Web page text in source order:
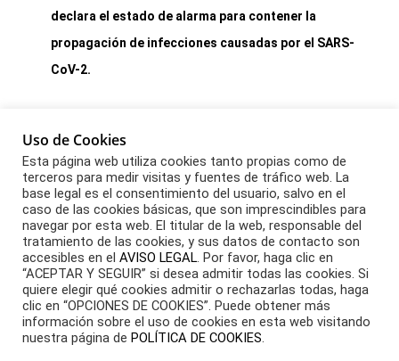
declara el estado de alarma para contener la
propagación de infecciones causadas por el SARS-
CoV-2.
MEDIDAS DE PREVENCIÓN EN COMUNIDADES DE
PROPIETARIOS EN SITUACIÓN DE CORONAVIRUS
(COVID-19)
MOVILIDAD DE MENORES
LIMPIEZA: PAUTAS DE ACTUACIÓN EN COMUNIDADES
DE PROPIETARIOS
PAUTAS DE ACTUACIÓN EN VIVIENDAS
INFOGRAFÍA ACTIVIDAD EN FASES
Uso de Cookies
Esta página web utiliza cookies tanto propias como de
terceros para medir visitas y fuentes de tráfico web. La
base legal es el consentimiento del usuario, salvo en el
caso de las cookies básicas, que son imprescindibles para
navegar por esta web. El titular de la web, responsable del
tratamiento de las cookies, y sus datos de contacto son
accesibles en el AVISO LEGAL. Por favor, haga clic en
“ACEPTAR Y SEGUIR” si desea admitir todas las cookies. Si
quiere elegir qué cookies admitir o rechazarlas todas, haga
clic en “OPCIONES DE COOKIES”. Puede obtener más
información sobre el uso de cookies en esta web visitando
nuestra página de POLÍTICA DE COOKIES.